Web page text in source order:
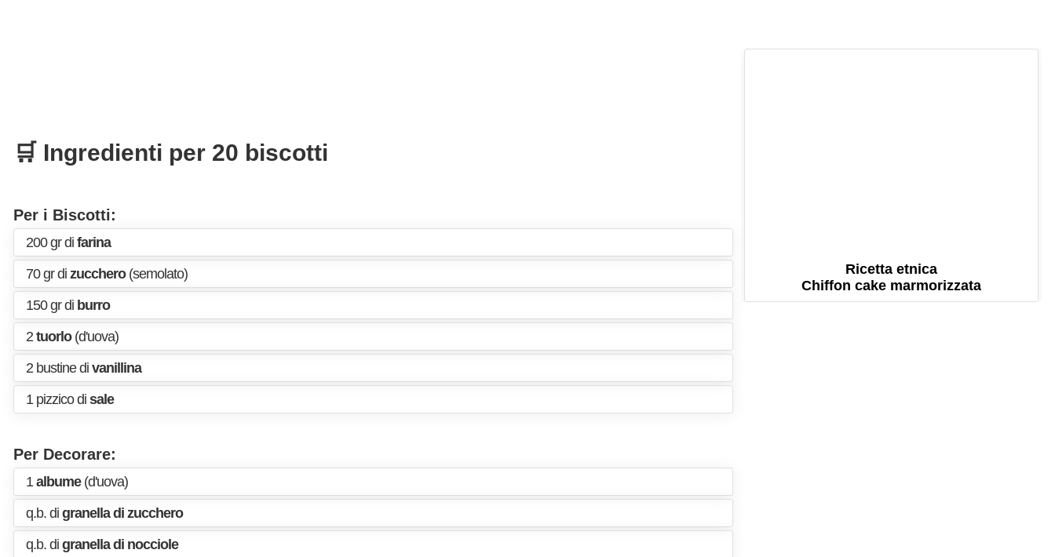
🛒 Ingredienti per 20 biscotti
Per i Biscotti:
200 gr di farina
70 gr di zucchero(semolato)
150 gr di burro
2 tuorlo(d'uova)
2 bustine di vanillina
1 pizzico di sale
Per Decorare:
1albume(d'uova)
q.b. di granella di zucchero
q.b. di granella di nocciole
Ricetta etnica
Chiffon cake marmorizzata